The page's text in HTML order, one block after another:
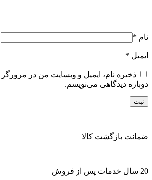
نام *
ایمیل *
ذخیره نام، ایمیل و وبسایت من در
دوباره دیدگاهی می‌نویسم.
ضمانت بازگشت کالا
20 سال خدمات پس از فروش